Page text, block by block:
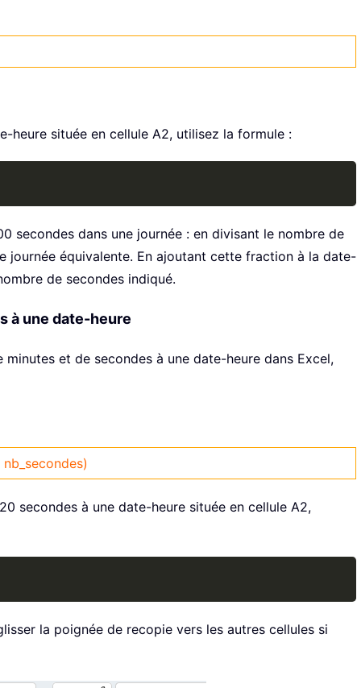
heure située en cellule A2, utilisez la formule :
secondes dans une journée : en divisant le nombre de
équivalente. En ajoutant cette fraction à la date-
de secondes indiqué.
à une date-heure
minutes et de secondes à une date-heure dans Excel,
secondes à une date-heure située en cellule A2,
la poignée de recopie vers les autres cellules si